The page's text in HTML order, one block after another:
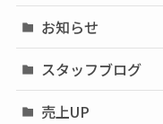
お知らせ
スタッフブログ
売上UP